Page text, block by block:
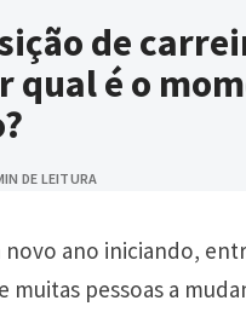
de
qual é o
DE LEITURA
novo ano iniciando,
muitas pessoas a